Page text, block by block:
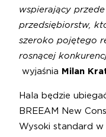
wspierający
przedsiębiorstw,
szeroko pojętego
rosnącej
wyjaśnia Milan
Hala będzie
BREEAM New
Wysoki standard